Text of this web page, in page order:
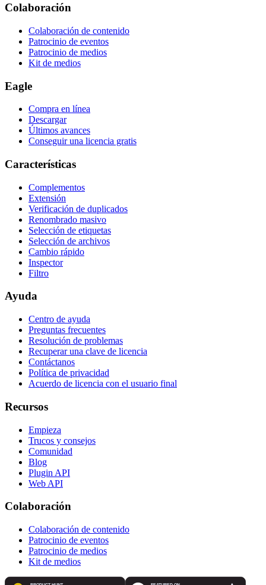
Colaboración
Colaboración de contenido
Patrocinio de eventos
Patrocinio de medios
Kit de medios
Eagle
Compra en línea
Descargar
Últimos avances
Conseguir una licencia gratis
Características
Complementos
Extensión
Verificación de duplicados
Renombrado masivo
Selección de etiquetas
Selección de archivos
Cambio rápido
Inspector
Filtro
Ayuda
Centro de ayuda
Preguntas frecuentes
Resolución de problemas
Recuperar una clave de licencia
Contáctanos
Política de privacidad
Acuerdo de licencia con el usuario final
Recursos
Empieza
Trucos y consejos
Comunidad
Blog
Plugin API
Web API
Colaboración
Colaboración de contenido
Patrocinio de eventos
Patrocinio de medios
Kit de medios